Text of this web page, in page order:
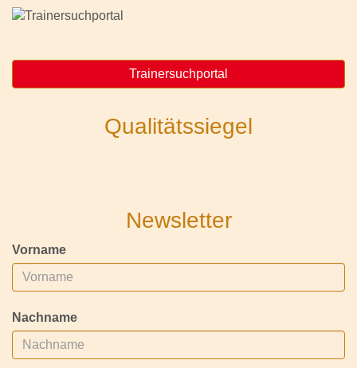
Trainersuchportal
Qualitätssiegel
Newsletter
Vorname
Nachname